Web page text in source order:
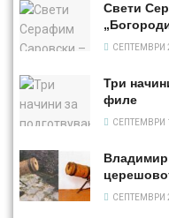
Свети
СЕПТЕМВРИ
Три
филе
СЕПТЕМВРИ
Владимир
СЕПТЕМВРИ